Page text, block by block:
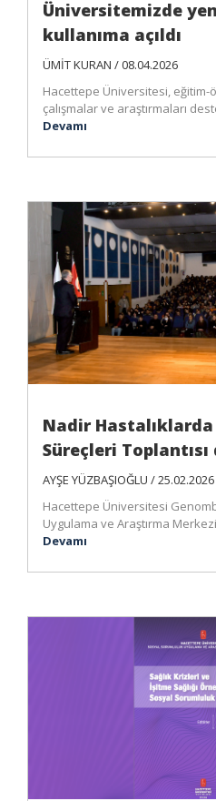
Üniversitemizde
kullanıma açıldı
ÜMİT KURAN / 08.04.2026
Hacettepe Üniversitesi, eğitim-
çalışmalar ve araştırmaları
Devamı
Nadir
Süreçleri
AYŞE YÜZBAŞIOĞLU / 25.02.2026
Hacettepe Üniversitesi
Uygulama ve Araştırma
Devamı